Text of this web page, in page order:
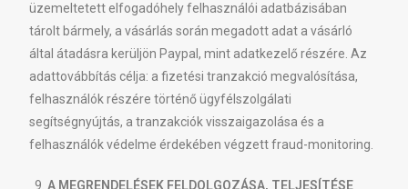
üzemeltetett elfogadóhely felhasználói adatbázisában
tárolt bármely, a vásárlás során megadott adat a vásárló
által átadásra kerüljön Paypal, mint adatkezelő részére. Az
adattovábbítás célja: a fizetési tranzakció megvalósítása,
felhasználók részére történő ügyfélszolgálati
segítségnyújtás, a tranzakciók visszaigazolása és a
felhasználók védelme érdekében végzett fraud-monitoring.
A MEGRENDELÉSEK FELDOLGOZÁSA, TELJESÍTÉSE